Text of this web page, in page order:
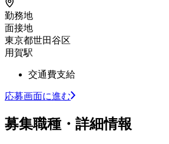
勤務地
面接地
東京都世田谷区
用賀駅
交通費支給
応募画面に進む
募集職種・詳細情報